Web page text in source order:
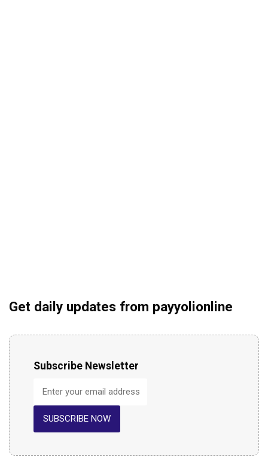
Get daily updates from payyolionline
Subscribe Newsletter
SUBSCRIBE NOW